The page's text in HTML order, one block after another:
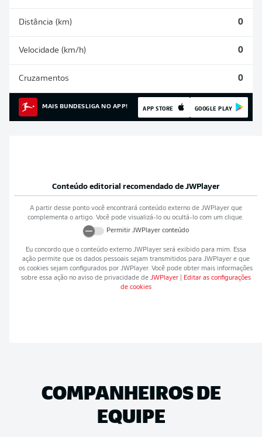
Distância (km) 0
Velocidade (km/h) 0
Cruzamentos 0
MAIS BUNDESLIGA NO APP! APP STORE GOOGLE PLAY
Conteúdo editorial recomendado de JWPlayer
A partir desse ponto você encontrará conteúdo externo de JWPlayerque
complementa o artigo. Você pode visualizá-lo ou ocultá-lo com um clique.
Permitir JWPlayerconteúdo
Eu concordo que o conteúdo externo JWPlayerserá exibido para mim. Essa
ação permite que os dados pessoais sejam transmitidos para JWPlayere que
os cookies sejam configurados por JWPlayer. Você pode obter mais informações
sobre essa ação no aviso de privacidade de JWPlayer
Editar as configurações
de cookies
COMPANHEIROS DE
EQUIPE